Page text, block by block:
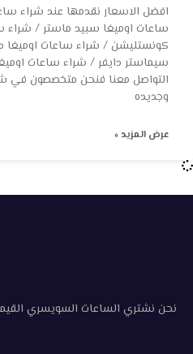
افضل الاسعار نقدمها عند شراء
ساعات اوميغا سبيد ماستر / شراء
كونستليشن / شراء ساعات اوميغا
سيماستر دايفر / شراء ساعات
التواصل معنا فنحن متخصصون في
وجديده
عرض المزيد »
نحن نشتري الساعات السويسري